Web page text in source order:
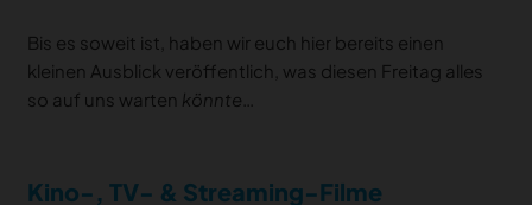
Bis es soweit ist, haben wir euch hier bereits einen
kleinen Ausblick veröffentlich, was diesen Freitag alles
so auf uns warten könnte
Kino-, TV- & Streaming-Filme